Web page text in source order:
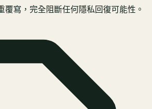
覆寫，完全阻斷任何隱私回復可能性。